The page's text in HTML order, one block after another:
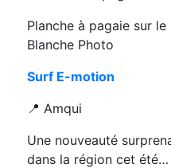
Planche à pagaie sur
Blanche Photo
Surf E-motion
📍 Amqui
Une nouveauté
dans la région cet